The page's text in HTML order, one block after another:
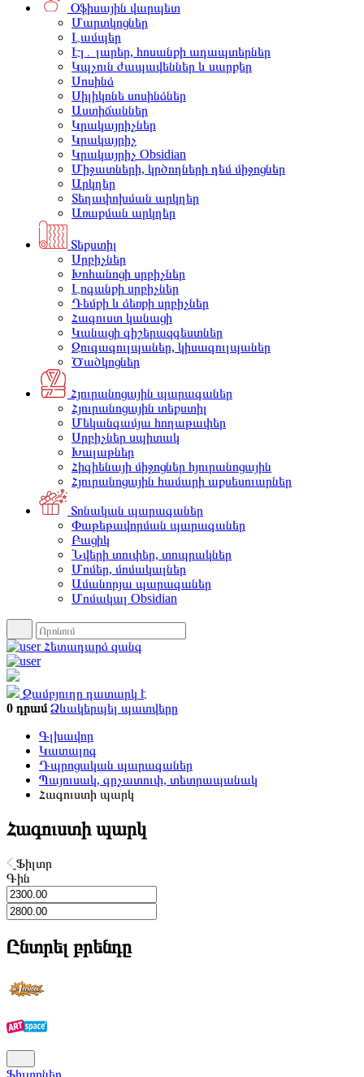
Օֆիսային վարպետ
Մարտկոցներ
Լամպեր
Էլ․ լարեր, հոսանքի ադապտերներ
Կպչուն ժապավեններ և սարքեր
Սոսինձ
Սիլիկոնե սոսինձներ
Աստիճաններ
Կրակայրիչներ
Կրակայրիչ
Կրակայրիչ Obsidian
Միջատների, կրծողների դեմ միջոցներ
Արկղեր
Տեղափոխման արկղեր
Առաքման արկղեր
Տեքստիլ
Սրբիչներ
Խոհանոցի սրբիչներ
Լոգանքի սրբիչներ
Դեմքի և ձեռքի սրբիչներ
Հագուստ կանացի
Կանացի գիշերազգեստներ
Զուգագուլպաներ, կիսագուլպաներ
Ծածկոցներ
Հյուրանոցային պարագաներ
Հյուրանոցային տեքստիլ
Մեկանգամյա հողաթափեր
Սրբիչներ սպիտակ
Խալաթներ
Հիգիենայի միջոցներ հյուրանոցային
Հյուրանոցային համարի աքսեսուարներ
Տոնական պարագաներ
Փաթեթավորման պարագաներ
Բացիկ
Նվերի տուփեր, տոպրակներ
Մոմեր, մոմակալներ
Ամանորյա պարագաներ
Մոմակալ Obsidian
Հետադարձ զանգ
Զամբյուղը դատարկ է
0 դրամ Ձևակերպել պատվերը
Գլխավոր
Կատալոգ
Դպրոցական պարագաներ
Պայուսակ, գրչատուփ, տետրապանակ
Հագուստի պարկ
Հագուստի պարկ
Ֆիլտր
Գին
Ընտրել բրենդը
Ֆիլտրներ